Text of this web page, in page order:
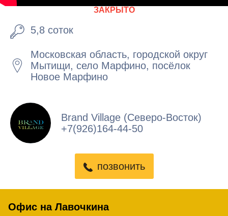
ЗАКРЫТО
5,8 соток
Московская область, городской округ
Мытищи, село Марфино, посёлок
Новое Марфино
Brand Village (Северо-Восток)
+7(926)164-44-50
позвонить
Офис на Лавочкина